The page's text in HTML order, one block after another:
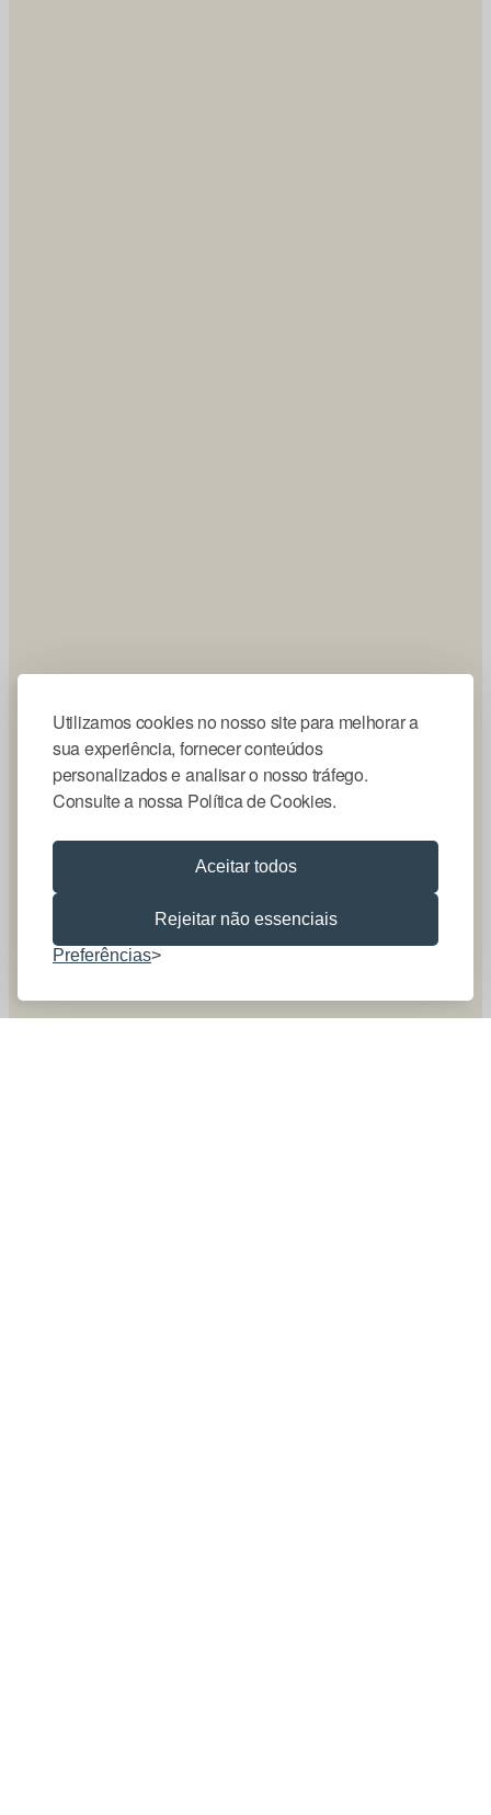
Utilizamos cookies no nosso site para melhorar a
sua experiência, fornecer conteúdos
personalizados e analisar o nosso tráfego.
Consulte a nossa Política de Cookies.
Aceitar todos
Rejeitar não essenciais
Preferências